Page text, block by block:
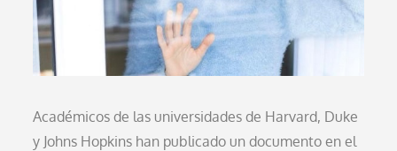
Académicos de las universidades de Harvard, Duke
y Johns Hopkins han publicado un documento en el